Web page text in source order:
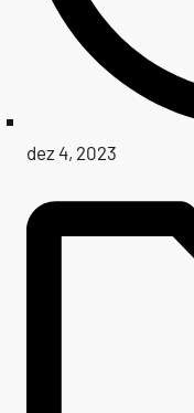
dez 4, 2023